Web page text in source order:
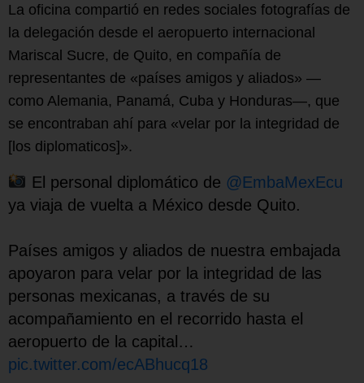
La oficina compartió en redes sociales fotografías de
la delegación desde el aeropuerto internacional
Mariscal Sucre, de Quito, en compañía de
representantes de «países amigos y aliados» —
como Alemania, Panamá, Cuba y Honduras—, que
se encontraban ahí para «velar por la integridad de
[los diplomaticos]».
El personal diplomático de @EmbaMexEcu
ya viaja de vuelta a México desde Quito.
Países amigos y aliados de nuestra embajada
apoyaron para velar por la integridad de las
personas mexicanas, a través de su
acompañamiento en el recorrido hasta el
aeropuerto de la capital…
pic.twitter.com/ecABhucq18